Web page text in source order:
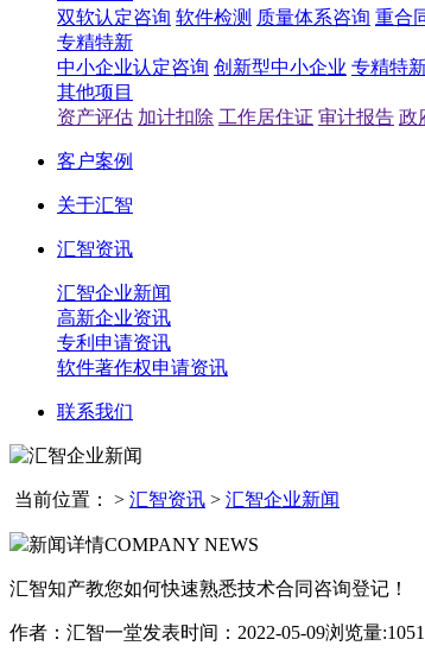
双软认定咨询 软件检测 质量体系咨询 重合
专精特新
中小企业认定咨询 创新型中小企业 专精特
其他项目
资产评估 加计扣除 工作居住证 审计报告 政
客户案例
关于汇智
汇智资讯
汇智企业新闻
高新企业资讯
专利申请资讯
软件著作权申请资讯
联系我们
当前位置： > 汇智资讯 > 汇智企业新闻
新闻详情COMPANY NEWS
汇智知产教您如何快速熟悉技术合同咨询登记！
作者：汇智一堂发表时间：2022-05-09浏览量:1051